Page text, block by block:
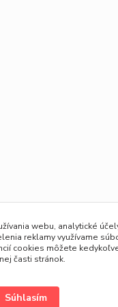
webu, analytické
reklamy využívame
cookies môžete
časti stránok.
Súhlasím